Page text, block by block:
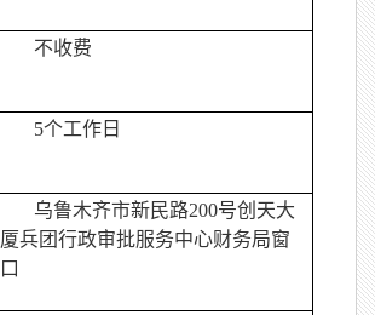
不收费
5个工作日
乌鲁木齐市新民路200号创天大
厦兵团行政审批服务中心财务局窗
口